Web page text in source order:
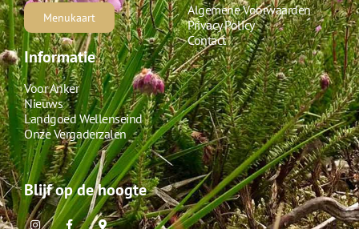
Menukaart
Informatie
Voor Anker
Nieuws
Landgoed Wellenseind
Onze Vergaderzalen
Algemene Voorwaarden
Privacy Policy
Contact
Blijf op de hoogte